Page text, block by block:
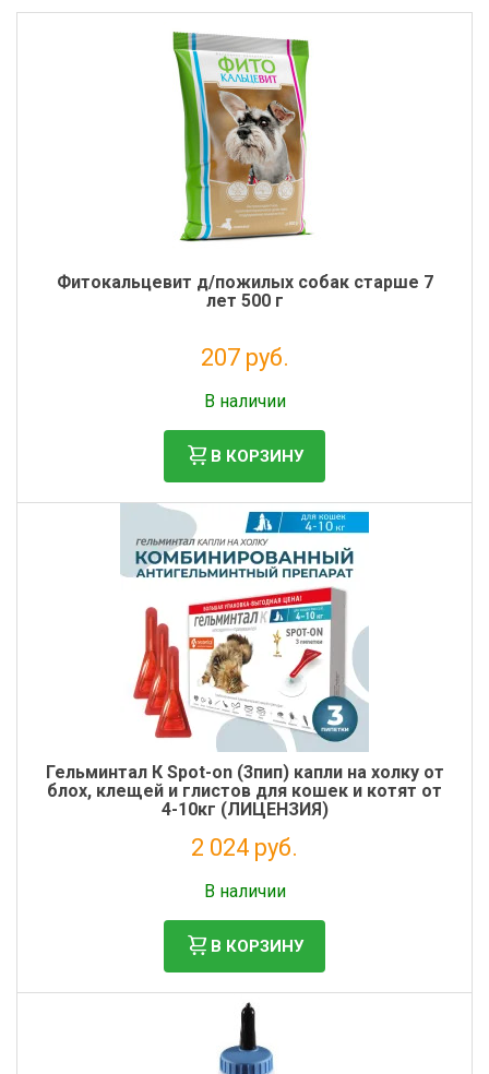
Фитокальцевит д/пожилых собак старше 7
лет 500 г
207 руб.
В наличии
В КОРЗИНУ
Гельминтал К Spot-on (3пип) капли на холку от
блох, клещей и глистов для кошек и котят от
4-10кг (ЛИЦЕНЗИЯ)
2 024 руб.
В наличии
В КОРЗИНУ